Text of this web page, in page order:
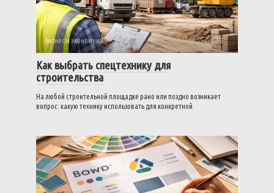
Бизнес и экономика 0
Как выбрать спецтехнику для
строительства
На любой строительной площадке рано или поздно возникает
вопрос: какую технику использовать для конкретной